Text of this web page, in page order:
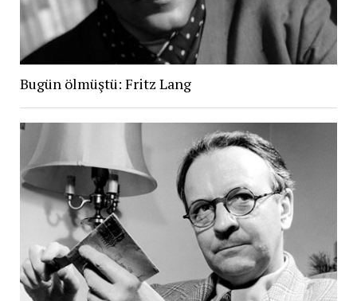
Bugün ölmüştü: Fritz Lang